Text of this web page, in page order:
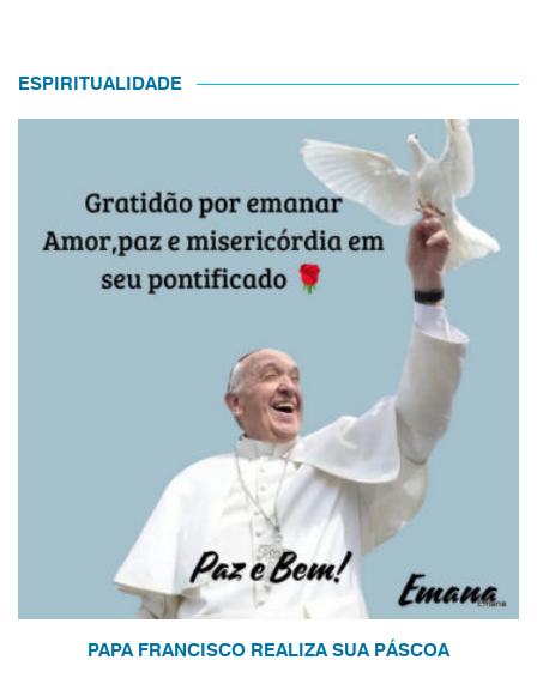
ESPIRITUALIDADE
PAPA FRANCISCO REALIZA SUA PÁSCOA